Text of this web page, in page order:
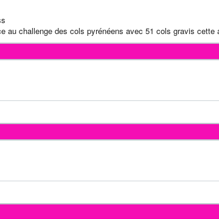
au challenge des cols pyrénéens avec 51 cols gravis cette